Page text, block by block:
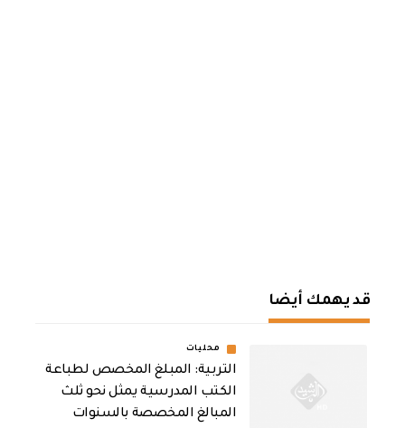
قد يهمك أيضا
محليات
التربية: المبلغ المخصص لطباعة
الكتب المدرسية يمثل نحو ثلث
المبالغ المخصصة بالسنوات